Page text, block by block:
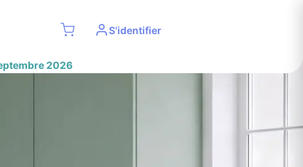
S'identifier